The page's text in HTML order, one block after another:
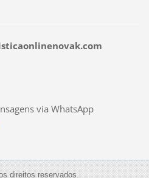
via WhatsApp
direitos reservados.